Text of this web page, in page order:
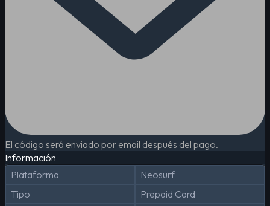
El código será enviado por email después del pago.
Información
Plataforma
Neosurf
Tipo
Prepaid Card